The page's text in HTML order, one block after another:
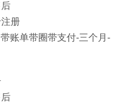
册
账单带圈带支付-三个月-